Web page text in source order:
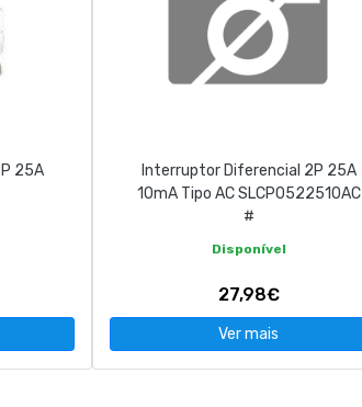
25A
Interruptor Diferencial 2P 25A
10mA Tipo AC SLCP0522510AC
#
Disponível
27,98€
Ver mais